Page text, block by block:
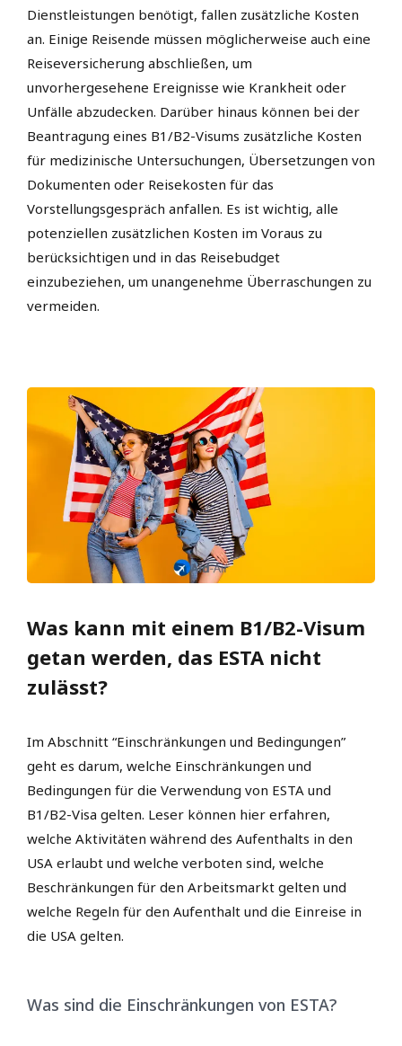
Dienstleistungen benötigt, fallen zusätzliche Kosten
an. Einige Reisende müssen möglicherweise auch eine
Reiseversicherung abschließen, um
unvorhergesehene Ereignisse wie Krankheit oder
Unfälle abzudecken. Darüber hinaus können bei der
Beantragung eines B1/B2-Visums zusätzliche Kosten
für medizinische Untersuchungen, Übersetzungen von
Dokumenten oder Reisekosten für das
Vorstellungsgespräch anfallen. Es ist wichtig, alle
potenziellen zusätzlichen Kosten im Voraus zu
berücksichtigen und in das Reisebudget
einzubeziehen, um unangenehme Überraschungen zu
vermeiden.
Was kann mit einem B1/B2-Visum
getan werden, das ESTA nicht
zulässt?
Im Abschnitt “Einschränkungen und Bedingungen”
geht es darum, welche Einschränkungen und
Bedingungen für die Verwendung von ESTA und
B1/B2-Visa gelten. Leser können hier erfahren,
welche Aktivitäten während des Aufenthalts in den
USA erlaubt und welche verboten sind, welche
Beschränkungen für den Arbeitsmarkt gelten und
welche Regeln für den Aufenthalt und die Einreise in
die USA gelten.
Was sind die Einschränkungen von ESTA?